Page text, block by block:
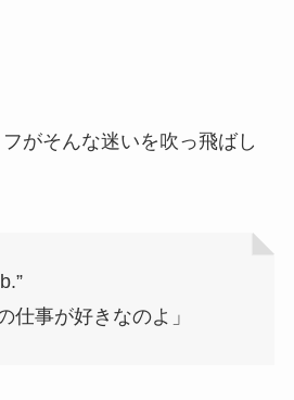
がそんな迷いを吹っ飛ばし
仕事が好きなのよ」